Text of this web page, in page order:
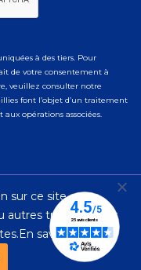
à des tiers. Pour
de votre consentement à
veuillez consulter notre
font l’objet d’un traitement
opérations associées.
Politique de
sur ce site, vous
autres traceurs pour
En savoir plus.